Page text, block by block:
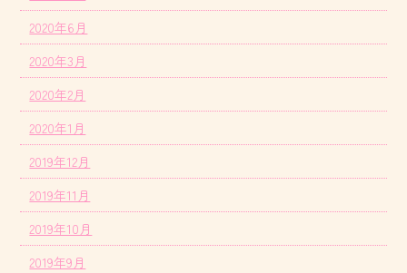
2020年6月
2020年3月
2020年2月
2020年1月
2019年12月
2019年11月
2019年10月
2019年9月